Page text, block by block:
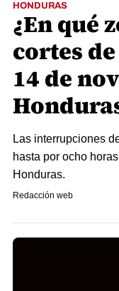
HONDURAS
¿En qué
cortes
14 de
Las interrupciones
hasta por ocho
Honduras.
Redacción web